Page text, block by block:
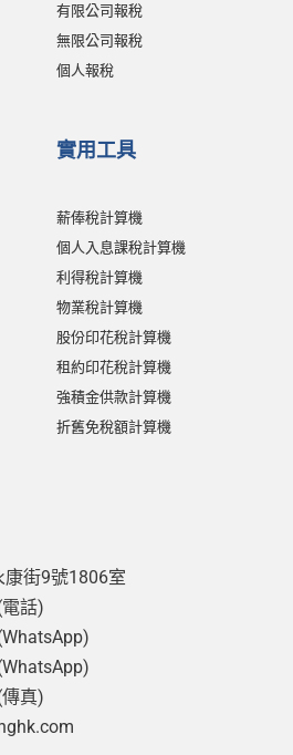
有限公司報稅
無限公司報稅
個人報稅
實用工具
薪俸稅計算機
個人入息課稅計算機
利得稅計算機
物業稅計算機
股份印花稅計算機
租約印花稅計算機
強積金供款計算機
折舊免稅額計算機
街9號1806室
話)
真)